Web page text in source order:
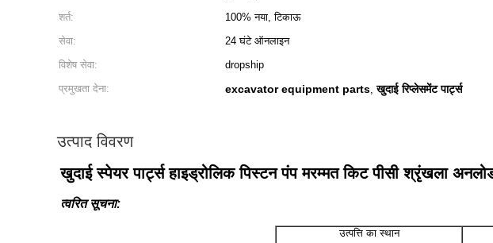
शर्त:
100% नया, टिकाऊ
सेवा:
24 घंटे ऑनलाइन
विशेष सेवा:
dropship
प्रमुखता देना:
excavator equipment parts,खुदाई रिप्लेसमेंट पार्ट्स
उत्पाद विवरण
खुदाई स्पेयर पार्ट्स हाइड्रोलिक पिस्टन पंप मरम्मत किट पीसी श्रृंखला
त्वरित सूचना:
उत्पत्ति का स्थान